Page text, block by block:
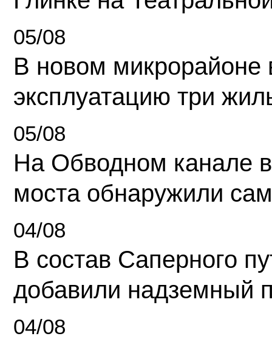
05/08
В новом микрорайоне
эксплуатацию три
05/08
На Обводном канале
моста обнаружили
04/08
В состав Саперного
добавили надземный
04/08